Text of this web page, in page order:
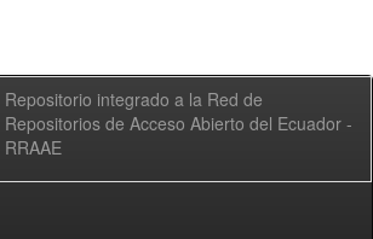
Repositorio integrado a la Red de
Repositorios de Acceso Abierto del Ecuador -
RRAAE